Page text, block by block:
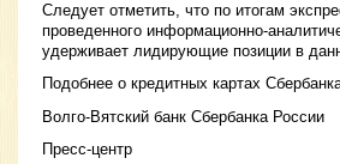
Следует отметить, что по итогам
проведенного информационно-
удерживает лидирующие позиции в
Подобнее о кредитных картах
Волго-Вятский банк Сбербанка России
Пресс-центр